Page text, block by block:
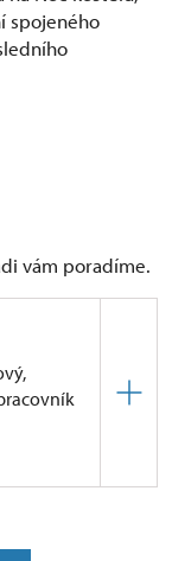
spojeného
vám poradíme.